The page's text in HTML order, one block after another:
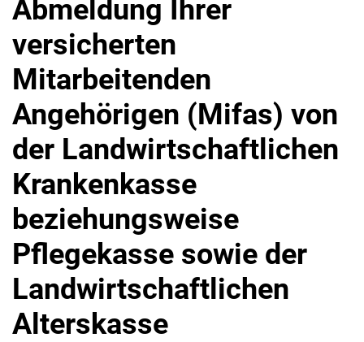
Abmeldung Ihrer
versicherten
Mitarbeitenden
Angehörigen (Mifas) von
der Landwirtschaftlichen
Krankenkasse
beziehungsweise
Pflegekasse sowie der
Landwirtschaftlichen
Alterskasse